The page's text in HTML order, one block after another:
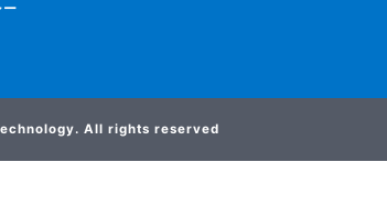
ー
All rights reserved